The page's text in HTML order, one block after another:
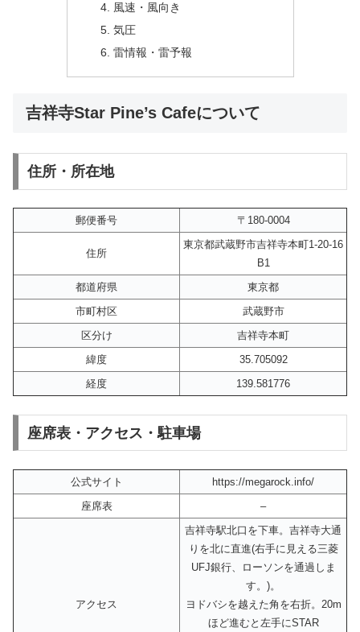
風速・風向き
気圧
雷情報・雷予報
吉祥寺Star Pine’s Cafeについて
住所・所在地
郵便番号 〒180-0004
住所
東京都武蔵野市吉祥寺本町1-20-16
B1
都道府県
東京都
市町村区
武蔵野市
区分け
吉祥寺本町
緯度
35.705092
経度
139.581776
座席表・アクセス・駐車場
公式サイト
https://megarock.info/
座席表
–
アクセス
吉祥寺駅北口を下車。吉祥寺大通
りを北に直進(右手に見える三菱
UFJ銀行、ローソンを通過しま
す。)。
ヨドバシを越えた角を右折。20m
ほど進むと左手にSTAR